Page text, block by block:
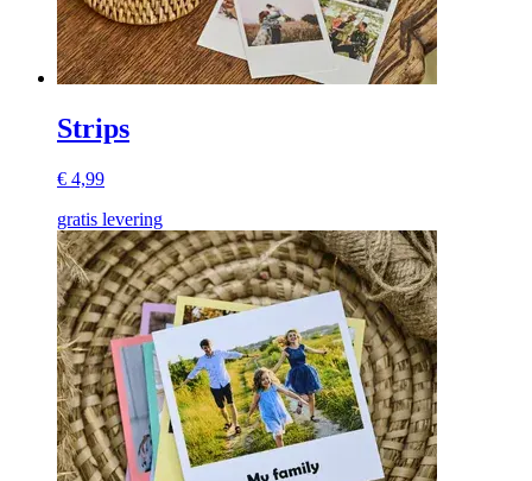
Strips
€ 4,99
gratis levering